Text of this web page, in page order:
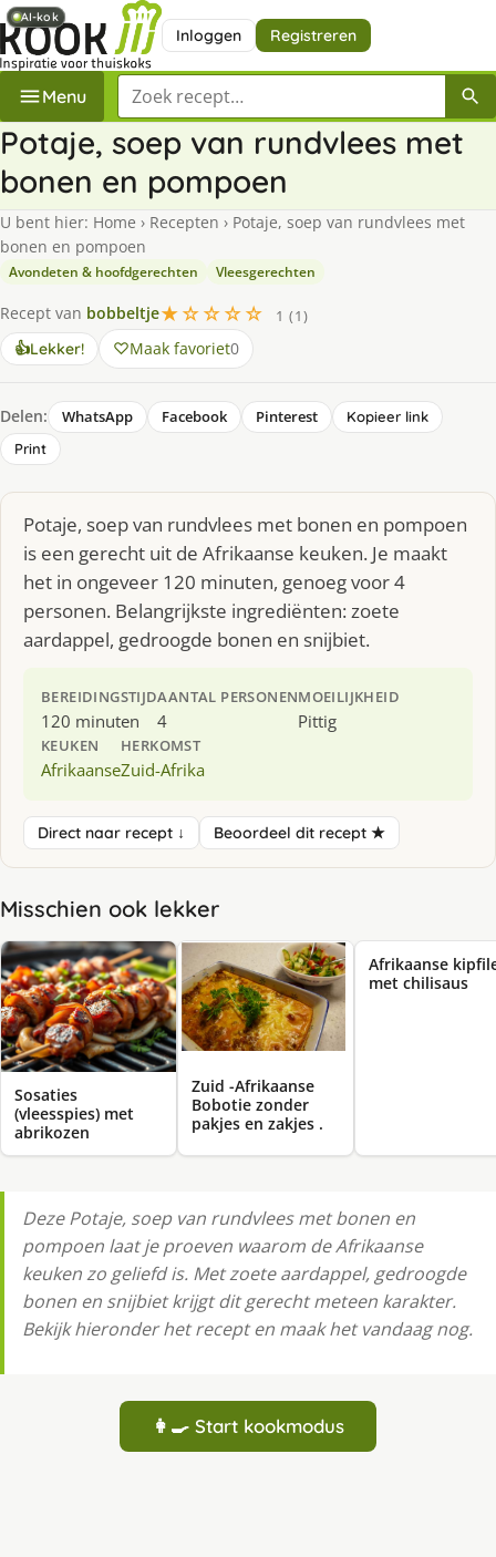
Inloggen Registreren
Menu Zoek een recept
Potaje, soep van rundvlees met
bonen en pompoen
U bent hier: Home › Recepten › Potaje, soep van rundvlees met
bonen en pompoen
Avondeten & hoofdgerechten Vleesgerechten
Recept van bobbeltje★☆☆☆☆
1 (1)
👍Lekker! Maak favoriet0
Delen: WhatsApp Facebook Pinterest
Kopieer link
Print
Potaje, soep van rundvlees met bonen en pompoen
is een gerecht uit de Afrikaanse keuken. Je maakt
het in ongeveer 120 minuten, genoeg voor 4
personen. Belangrijkste ingrediënten: zoete
aardappel, gedroogde bonen en snijbiet.
BEREIDINGSTIJD
120 minuten
AANTAL PERSONEN
4
MOEILIJKHEID
Pittig
KEUKEN
Afrikaanse
HERKOMST
Zuid-Afrika
Direct naar recept ↓ Beoordeel dit recept ★
Misschien ook lekker
AI-kok
Sosaties
(vleesspies) met
abrikozen
Zuid -Afrikaanse
Bobotie zonder
pakjes en zakjes .
Afrikaanse
met chilisaus
AI-kok
Deze Potaje, soep van rundvlees met bonen en
pompoen laat je proeven waarom de Afrikaanse
keuken zo geliefd is. Met zoete aardappel, gedroogde
bonen en snijbiet krijgt dit gerecht meteen karakter.
Bekijk hieronder het recept en maak het vandaag nog.
👩‍🍳 Start kookmodus